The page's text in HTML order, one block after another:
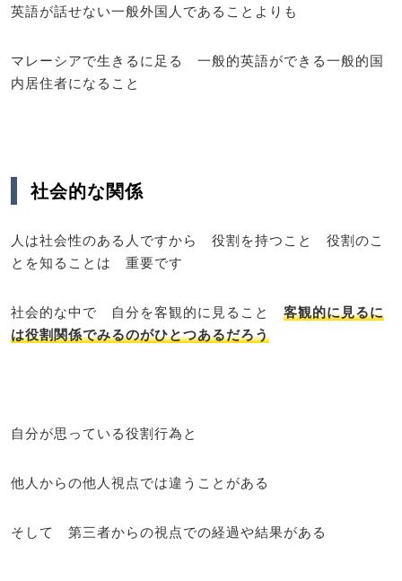
英語が話せない一般外国人であることよりも
マレーシアで生きるに足る 一般的英語ができる一般的国
内居住者になること
社会的な関係
人は社会性のある人ですから 役割を持つこと 役割のこ
とを知ることは 重要です
社会的な中で 自分を客観的に見ること 客観的に見るに
は役割関係でみるのがひとつあるだろう
自分が思っている役割行為と
他人からの他人視点では違うことがある
そして 第三者からの視点での経過や結果がある